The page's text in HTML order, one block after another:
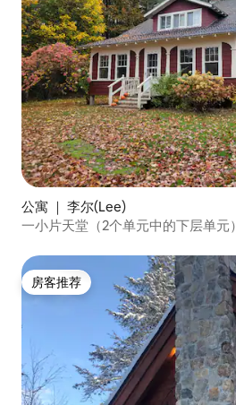
公寓 ｜ 李尔(Lee)
一小片天堂（2个单元中的下层单元）
房客推荐
房客推荐